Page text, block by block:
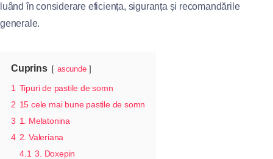
luând în considerare eficiența, siguranța și recomandările
generale.
Cuprins ascunde
1 Tipuri de pastile de somn
2 15 cele mai bune pastile de somn
3 1. Melatonina
4 2. Valeriana
4.1 3. Doxepin